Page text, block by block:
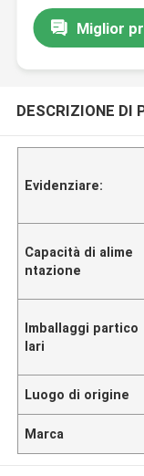
Miglior
DESCRIZIONE DI
Evidenziare:
Capacità di alime
ntazione
Imballaggi partico
lari
Luogo di origine
Marca